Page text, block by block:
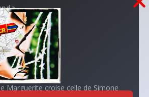
numériques
Marguerite croise celle de Simone